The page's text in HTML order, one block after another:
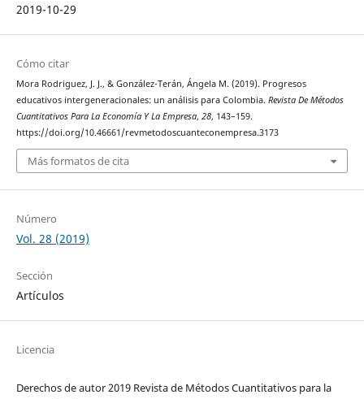
2019-10-29
Cómo citar
Mora Rodriguez, J. J., & González-Terán, Ángela M. (2019). Progresos
educativos intergeneracionales: un análisis para Colombia. Revista De Métodos
Cuantitativos Para La Economía Y La Empresa, 28, 143–159.
https://doi.org/10.46661/revmetodoscuanteconempresa.3173
Más formatos de cita
Número
Vol. 28 (2019)
Sección
Artículos
Licencia
Derechos de autor 2019 Revista de Métodos Cuantitativos para la